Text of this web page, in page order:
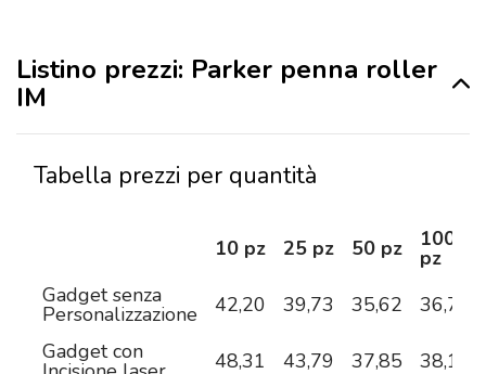
Listino prezzi: Parker penna roller
IM
Tabella prezzi per quantità
10 pz 25 pz 50 pz 100
pz
Gadget senza
Personalizzazione 42,20 39,73 35,62
36,72
Gadget con
48,31 43,79 37,85
38,12